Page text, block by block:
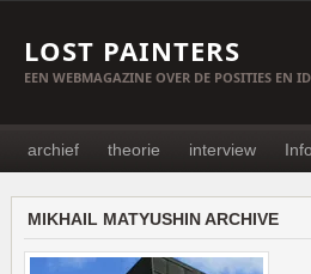
LOST PAINTERS
EEN WEBMAGAZINE OVER DE POSITIES EN
archief theorie interview Info
MIKHAIL MATYUSHIN ARCHIVE